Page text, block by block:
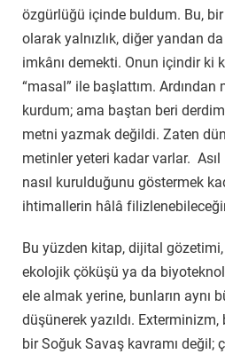
özgürlüğü içinde buldum. Bu,
olarak yalnızlık, diğer yandan
imkânı demekti. Onun içindir ki
“masal” ile başlattım.
kurdum; ama baştan beri
metni yazmak değildi. Zaten
metinler yeteri kadar varlar. Asıl
nasıl kurulduğunu göstermek
ihtimallerin hâlâ
Bu yüzden kitap, dijital
ekolojik çöküşü ya da
ele almak yerine, bunların aynı
düşünerek yazıldı.
bir Soğuk Savaş kavramı değil;